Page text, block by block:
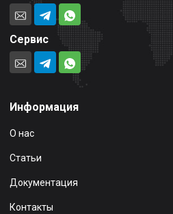
Сервис
Информация
О нас
Статьи
Документация
Контакты